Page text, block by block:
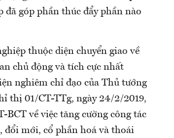
góp phần thúc đẩy phần nào
thuộc diện chuyển giao về
chủ động và tích cực nhất
nghiêm chỉ đạo của Thủ tướng
thị 01/CT-TTg, ngày 24/2/2019,
về việc tăng cường công tác
đổi mới, cổ phần hoá và thoái